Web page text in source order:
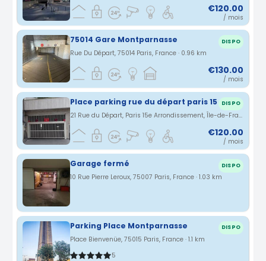
€120.00
/ mois
75014 Gare Montparnasse DISPO
Rue Du Départ, 75014 Paris, France · 0.96 km
€130.00
/ mois
Place parking rue du départ paris 15 DISPO
21 Rue du Départ, Paris 15e Arrondissement, Île-de-France, France · 1.01 km
€120.00
/ mois
Garage fermé DISPO
10 Rue Pierre Leroux, 75007 Paris, France · 1.03 km
Parking Place Montparnasse DISPO
Place Bienvenüe, 75015 Paris, France · 1.1 km
5